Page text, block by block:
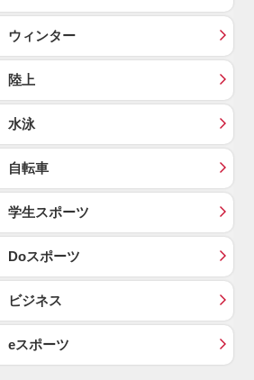
ウィンター
陸上
水泳
自転車
学生スポーツ
Doスポーツ
ビジネス
eスポーツ